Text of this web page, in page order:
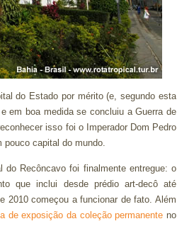
do Estado por mérito (e, segundo esta
em boa medida se concluiu a Guerra de
isso foi o Imperador Dom Pedro
pouco capital do mundo.
do Recôncavo foi finalmente entregue: o
que inclui desde prédio art-decô até
2010 começou a funcionar de fato. Além
de exposição da coleção permanente no